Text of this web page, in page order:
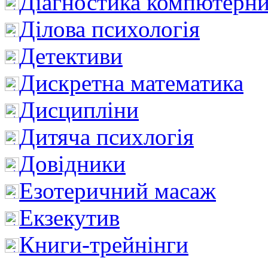
Ділова психологія
Детективи
Дискретна математика
Дисципліни
Дитяча психлогія
Довідники
Езотеричний масаж
Екзекутив
Книги-трейнінги